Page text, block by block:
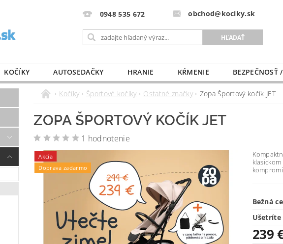
0948 535 672 obchod@kociky.sk
KOČÍKY AUTOSEDAČKY HRANIE KŔMENIE BEZPEČNOSŤ
VÝBAVA DO PÔRODNICE MLIEKO A VÝŽIVA PRE MAMIČKU
KONTAKT
Kočíky Športové kočíky Ostatné značky Zopa Športový kočík JET
ZOPA ŠPORTOVÝ KOČÍK JET
1 hodnotenie
Akcia
Doprava zadarmo
Bežná
Ušetríte
239